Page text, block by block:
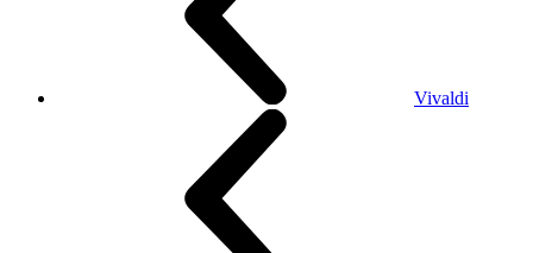
Vivaldi